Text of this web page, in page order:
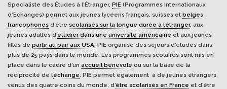
Spécialiste des Études à l'Étranger, PIE (Programmes Internationaux
d’Echanges) permet aux jeunes lycéens français, suisses et belges
francophones d’être scolarisés sur la longue durée à l’étranger, aux
jeunes adultes d’étudier dans une université américaine et aux jeunes
filles de partir au pair aux USA. PIE organise des séjours d’études dans
plus de 25 pays dans le monde. Les programmes scolaires sont mis en
place dans le cadre d’un accueil bénévole ou sur la base de la
réciprocité de l’échange. PIE permet également à de jeunes étrangers,
venus des quatre coins du monde, d’être scolarisés en France et d’être